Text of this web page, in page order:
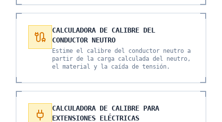
CALCULADORA DE CALIBRE DEL
CONDUCTOR NEUTRO
Estime el calibre del conductor neutro a
partir de la carga calculada del neutro,
el material y la caída de tensión.
CALCULADORA DE CALIBRE PARA
EXTENSIONES ELÉCTRICAS